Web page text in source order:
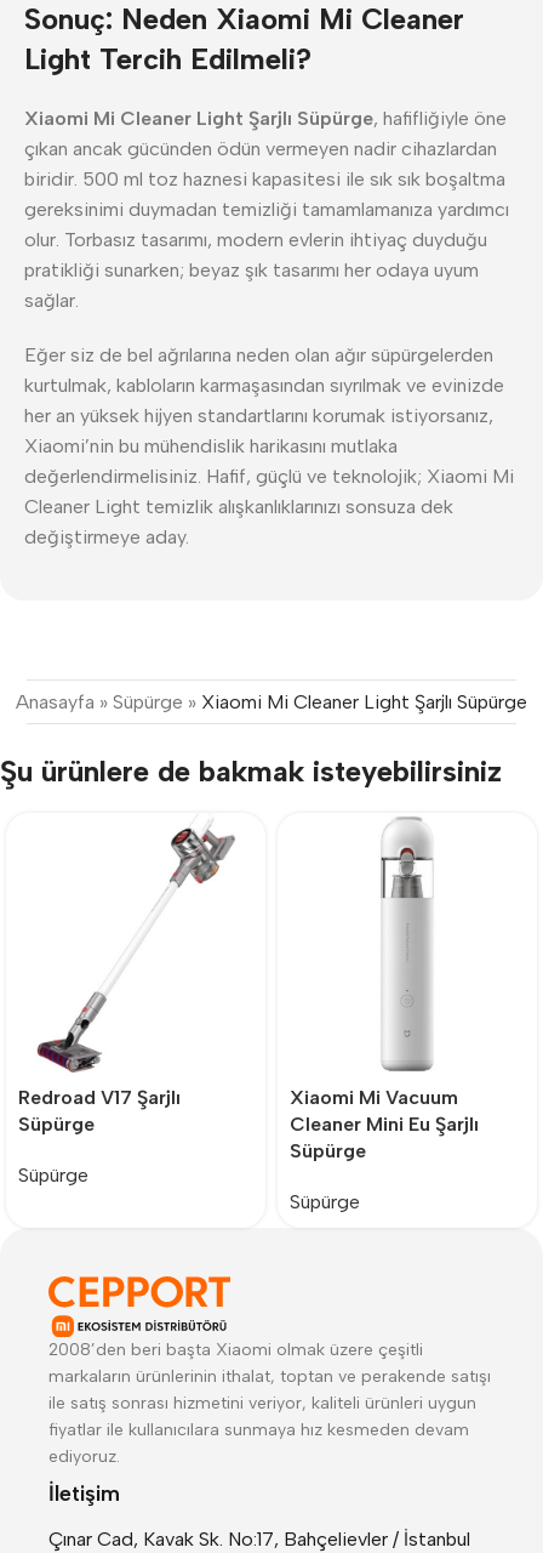
Sonuç: Neden Xiaomi Mi Cleaner
Light Tercih Edilmeli?
Xiaomi Mi Cleaner Light Şarjlı Süpürge, hafifliğiyle öne
çıkan ancak gücünden ödün vermeyen nadir cihazlardan
biridir. 500 ml toz haznesi kapasitesi ile sık sık boşaltma
gereksinimi duymadan temizliği tamamlamanıza yardımcı
olur. Torbasız tasarımı, modern evlerin ihtiyaç duyduğu
pratikliği sunarken; beyaz şık tasarımı her odaya uyum
sağlar.
Eğer siz de bel ağrılarına neden olan ağır süpürgelerden
kurtulmak, kabloların karmaşasından sıyrılmak ve evinizde
her an yüksek hijyen standartlarını korumak istiyorsanız,
Xiaomi’nin bu mühendislik harikasını mutlaka
değerlendirmelisiniz. Hafif, güçlü ve teknolojik; Xiaomi Mi
Cleaner Light temizlik alışkanlıklarınızı sonsuza dek
değiştirmeye aday.
Anasayfa » Süpürge » Xiaomi Mi Cleaner Light Şarjlı Süpürge
Şu ürünlere de bakmak isteyebilirsiniz
Redroad V17 Şarjlı
Süpürge
Süpürge
Xiaomi Mi Vacuum
Cleaner Mini Eu Şarjlı
Süpürge
Süpürge
2008’den beri başta Xiaomi olmak üzere çeşitli
markaların ürünlerinin ithalat, toptan ve perakende satışı
ile satış sonrası hizmetini veriyor, kaliteli ürünleri uygun
fiyatlar ile kullanıcılara sunmaya hız kesmeden devam
ediyoruz.
İletişim
Çınar Cad, Kavak Sk. No:17, Bahçelievler / İstanbul